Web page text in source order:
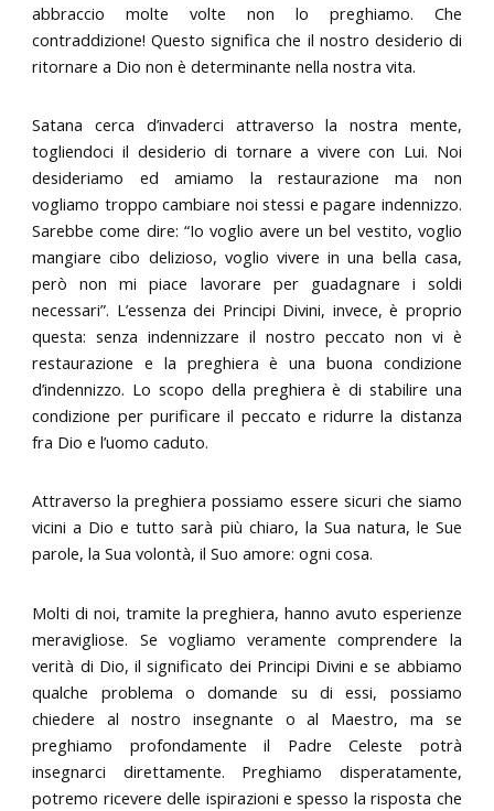
abbraccio molte volte non lo preghiamo. Che
contraddizione! Questo significa che il nostro desiderio di
ritornare a Dio non è determinante nella nostra vita.
Satana cerca d’invaderci attraverso la nostra mente,
togliendoci il desiderio di tornare a vivere con Lui. Noi
desideriamo ed amiamo la restaurazione ma non
vogliamo troppo cambiare noi stessi e pagare indennizzo.
Sarebbe come dire: “Io voglio avere un bel vestito, voglio
mangiare cibo delizioso, voglio vivere in una bella casa,
però non mi piace lavorare per guadagnare i soldi
necessari”. L’essenza dei Principi Divini, invece, è proprio
questa: senza indennizzare il nostro peccato non vi è
restaurazione e la preghiera è una buona condizione
d’indennizzo. Lo scopo della preghiera è di stabilire una
condizione per purificare il peccato e ridurre la distanza
fra Dio e l’uomo caduto.
Attraverso la preghiera possiamo essere sicuri che siamo
vicini a Dio e tutto sarà più chiaro, la Sua natura, le Sue
parole, la Sua volontà, il Suo amore: ogni cosa.
Molti di noi, tramite la preghiera, hanno avuto esperienze
meravigliose. Se vogliamo veramente comprendere la
verità di Dio, il significato dei Principi Divini e se abbiamo
qualche problema o domande su di essi, possiamo
chiedere al nostro insegnante o al Maestro, ma se
preghiamo profondamente il Padre Celeste potrà
insegnarci direttamente. Preghiamo disperatamente,
potremo ricevere delle ispirazioni e spesso la risposta che